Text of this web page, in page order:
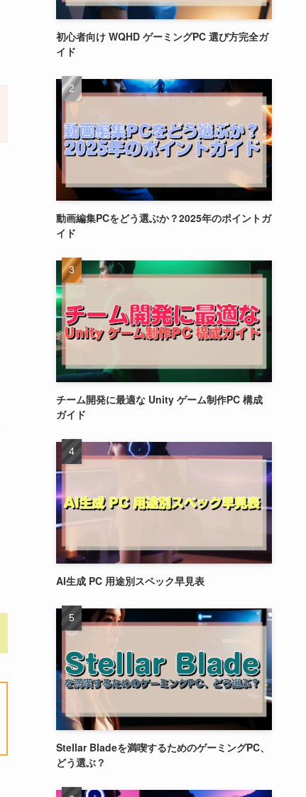
初心者向け WQHD ゲーミングPC 選び方完全ガ
イド
動画編集PCをどう選ぶか？2025年のポイントガ
イド
チーム開発に最適な Unity ゲーム制作PC 構成
ガイド
AI生成 PC 用途別スペック早見表
Stellar Bladeを満喫するためのゲーミングPC、
どう選ぶ？